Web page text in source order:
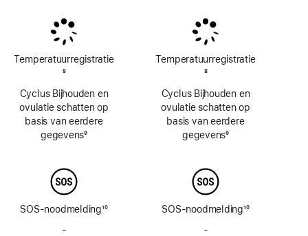
Temperatuur­registratie
8
Cyclus Bijhouden en
ovulatie schatten op
basis van eerdere
gegevens9
SOS-noodmelding10
-
Temperatuur­registratie
8
Cyclus Bijhouden en
ovulatie schatten op
basis van eerdere
gegevens9
SOS-noodmelding10
-